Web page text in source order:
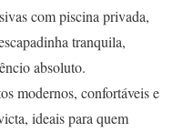
com piscina privada,
tranquila,
absoluto.
modernos, confortáveis e
ideais para quem